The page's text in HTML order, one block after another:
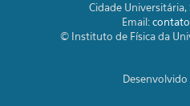
Cidade Universitária,
Email:
© Instituto de Física da